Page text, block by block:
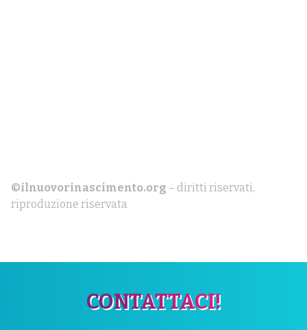
©ilnuovorinascimento.org – diritti riservati,
riproduzione riservata
CONTATTACI!